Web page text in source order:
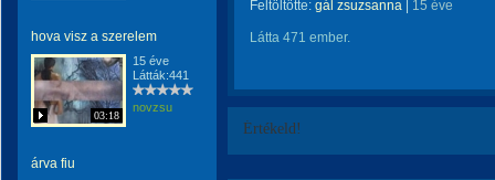
hova visz a szerelem
03:18
15 éve
Látták:441
novzsu
árva fiu
Feltöltötte: gál zsuzsanna 15 éve
Látta 471 ember.
Értékeld!